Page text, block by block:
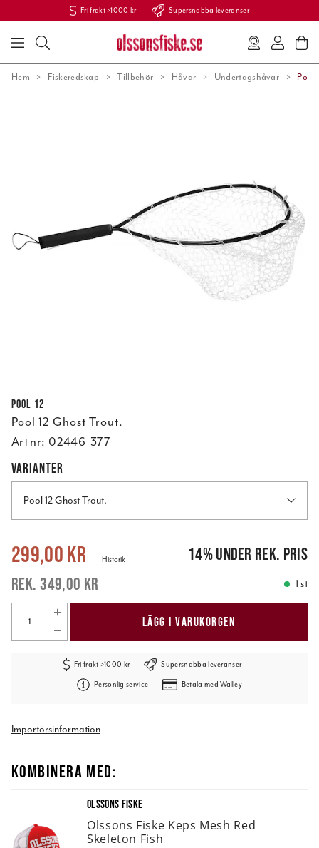
Fri frakt >1000 kr Supersnabba leveranser
Hem Fiskeredskap Tillbehör Håvar Undertagshåvar Pool
Pool 12
Pool 12 Ghost Trout.
Art nr: 02446_377
VARIANTER
Pool 12 Ghost Trout.
Nuvarande pris:299,00 kr 349,00 kr
299,00 kr
349,00 kr
Historik 14%under rek. pris
1 st
LÄGG I VARUKORGEN
Fri frakt >1000 kr Supersnabba leveranser
Personlig service Betala med Walley
Importörsinformation
KOMBINERA MED:
OLSSONS FISKE
Olssons Fiske Keps Mesh Red
Skeleton Fish